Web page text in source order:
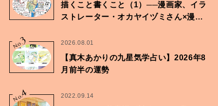
描くこと書くこと（1）──漫画家、イラ
ストレーター・オカヤイヅミさん×漫画
No.3 2026.08.01
【真木あかりの九星気学占い】2026年8
月前半の運勢
No.4 2022.09.14